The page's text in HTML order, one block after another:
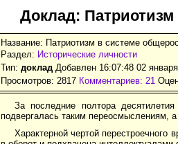
Доклад:
Название: Патриотизм в системе
Раздел: Исторические личности
Тип: доклад Добавлен 16:07:48 02
Просмотров: 2817 Комментариев: 21
За последние полтора
подвергалась таким переосмыслениям,
Характерной чертой